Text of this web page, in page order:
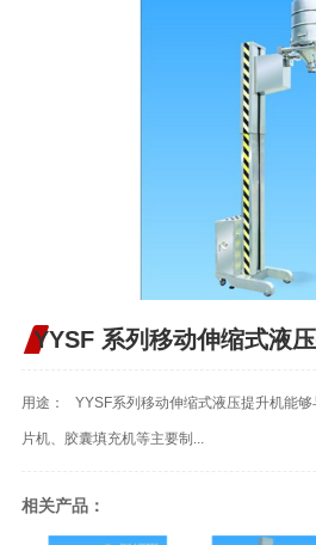
YYSF 系列移动伸缩式液
用途： YYSF系列移动伸缩式液压提升机能
片机、胶囊填充机等主要制...
相关产品：